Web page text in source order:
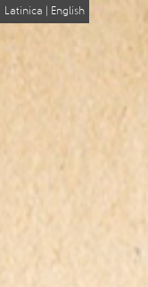
Latinica English